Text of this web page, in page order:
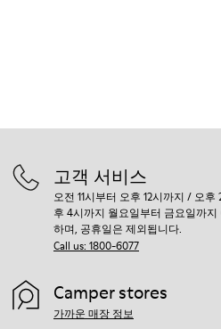
고객 서비스
오전 11시부터 오후 12시까지 / 오후
후 4시까지 월요일부터 금요일까지
하며, 공휴일은 제외됩니다.
Call us: 1800-6077
Camper stores
가까운 매장 정보